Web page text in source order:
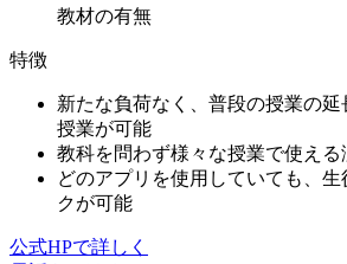
教材の有無
特徴
新たな負荷なく、普段の授業の
授業が可能
教科を問わず様々な授業で使える
どのアプリを使用していても、
クが可能
公式HPで詳しく